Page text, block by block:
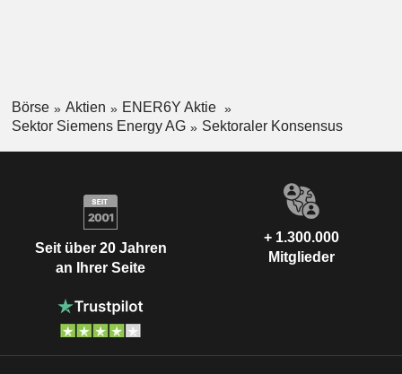
Börse Aktien
ENER6Y Aktie
Sektor Siemens Energy AG
Sektoraler Konsensus
Seit über 20 Jahren
an Ihrer Seite
+ 1.300.000
Mitglieder